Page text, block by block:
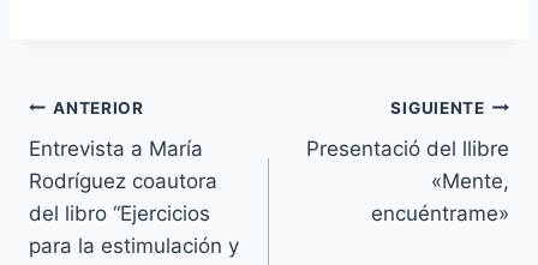
Navegación
de
entradas
ANTERIOR
Entrevista a María
Rodríguez coautora
del libro “Ejercicios
para la estimulación y
SIGUIENTE
Presentació del llibre
«Mente,
encuéntrame»